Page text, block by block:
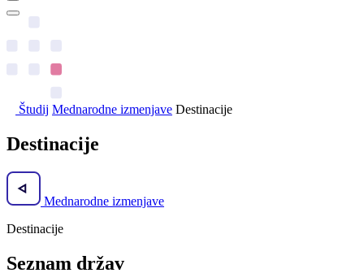
Študij Mednarodne izmenjave Destinacije
Destinacije
Mednarodne izmenjave
Destinacije
Seznam držav